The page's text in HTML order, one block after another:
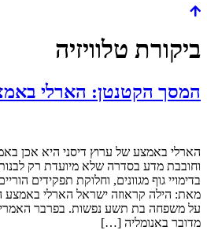
ביקורת טלוויזיה
המסך הקטנטן: הארלי
הארלי באמצע של ערוץ דיסני היא אכן
וחובבת מדע בסדרה שלא מיועדת רק
בדימויי גוף מגוונים, וחלוקת תפקידים
מאת: הילה קראוזה ישראל הארלי באמצע
על משפחה בת תשע נפשות. בפרבר
מדובר באנומליה […]